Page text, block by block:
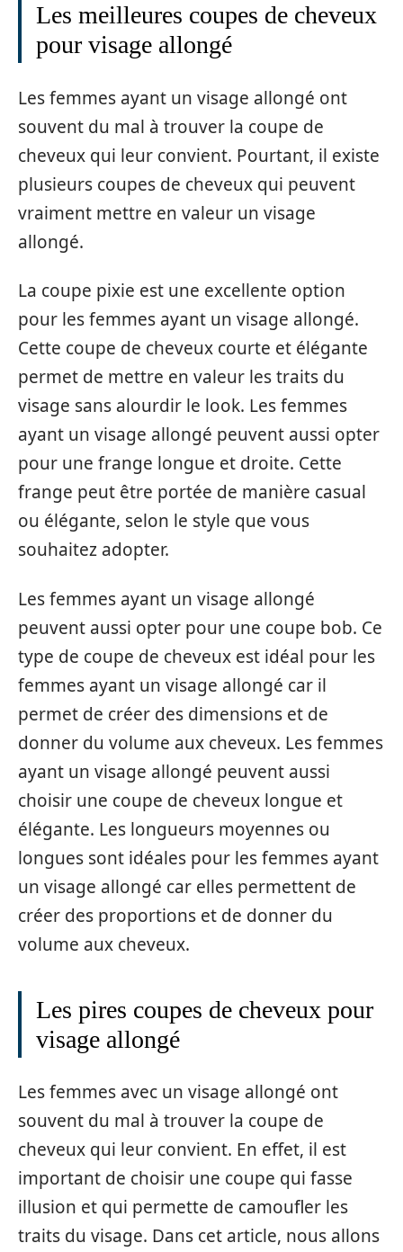
Les meilleures coupes de cheveux
pour visage allongé
Les femmes ayant un visage allongé ont
souvent du mal à trouver la coupe de
cheveux qui leur convient. Pourtant, il existe
plusieurs coupes de cheveux qui peuvent
vraiment mettre en valeur un visage
allongé.
La coupe pixie est une excellente option
pour les femmes ayant un visage allongé.
Cette coupe de cheveux courte et élégante
permet de mettre en valeur les traits du
visage sans alourdir le look. Les femmes
ayant un visage allongé peuvent aussi opter
pour une frange longue et droite. Cette
frange peut être portée de manière casual
ou élégante, selon le style que vous
souhaitez adopter.
Les femmes ayant un visage allongé
peuvent aussi opter pour une coupe bob. Ce
type de coupe de cheveux est idéal pour les
femmes ayant un visage allongé car il
permet de créer des dimensions et de
donner du volume aux cheveux. Les femmes
ayant un visage allongé peuvent aussi
choisir une coupe de cheveux longue et
élégante. Les longueurs moyennes ou
longues sont idéales pour les femmes ayant
un visage allongé car elles permettent de
créer des proportions et de donner du
volume aux cheveux.
Les pires coupes de cheveux pour
visage allongé
Les femmes avec un visage allongé ont
souvent du mal à trouver la coupe de
cheveux qui leur convient. En effet, il est
important de choisir une coupe qui fasse
illusion et qui permette de camoufler les
traits du visage. Dans cet article, nous allons